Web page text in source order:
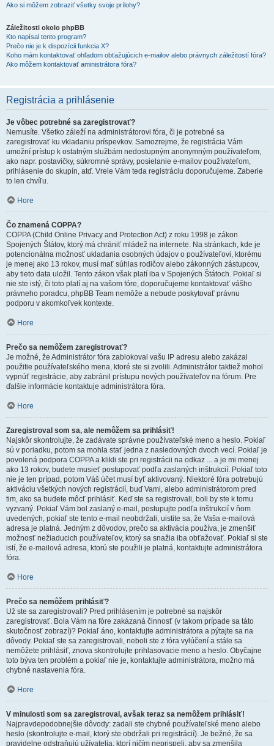
Ako si môžem zobraziť všetky svoje prílohy?
Záležitosti okolo phpBB
Kto napísal tento program?
Prečo nie je k dispozícii funkcia X?
Koho mám kontaktovať ohľadom obťažujúcich e-mailov alebo právnych záležitostí fóra?
Ako môžem kontaktovať aministrátora fóra?
Registrácia a prihlásenie
Je vôbec potrebné sa zaregistrovať?
Nemusíte. Všetko záleží na administrátorovi fóra, či je potrebné sa
zaregistrovať ku vkladaniu príspevkov. Samozrejme, že registrácia Vám
umožní prístup k ostatným službám nedostupným anonymným používateľom,
ako napr. postavičky, súkromné správy, posielanie e-mailov používateľom,
prihlásenie do skupín, atď. Vrele Vám teda registráciu doporučujeme. Zaberie
to len chvíľu.
Hore
Čo znamená COPPA?
COPPA (Child Online Privacy and Protection Act) z roku 1998 je zákon
Spojených Štátov, ktorý má chrániť mládež na internete. Na stránkach, kde je
potencionálna možnosť ukladania osobných údajov o používateľovi, ktorému
je menej ako 13 rokov, musí mať súhlas rodičov alebo zákonných zástupcov,
aby tieto data uložil. Tento zákon však platí iba v Spojených Štátoch. Pokiaľ si
nie ste istý, či toto platí aj na vašom fóre, doporučujeme kontaktovať vášho
právneho poradcu, phpBB Team nemôže a nebude poskytovať právnu
podporu v akomkoľvek kontexte.
Hore
Prečo sa nemôžem zaregistrovať?
Je možné, že Administrátor fóra zablokoval vašu IP adresu alebo zakázal
použitie používateľského mena, ktoré ste si zvolili. Administrátor taktiež mohol
vypnúť registrácie, aby zabránil prístupu nových používateľov na fórum. Pre
ďalšie informácie kontaktuje administrátora fóra.
Hore
Zaregistroval som sa, ale nemôžem sa prihlásiť!
Najskôr skontrolujte, že zadávate správne používateľské meno a heslo. Pokiaľ
sú v poriadku, potom sa mohla stať jedna z nasledovných dvoch vecí. Pokiaľ je
povolená podpora COPPA a klikli ste pri registrácii na odkaz ... a je mi menej
ako 13 rokov, budete musieť postupovať podľa zaslaných inštrukcií. Pokiaľ toto
nie je ten prípad, potom Váš účet musí byť aktivovaný. Niektoré fóra potrebujú
aktiváciu všetkých nových registrácií, buď Vami, alebo administrátorom pred
tim, ako sa budete môcť prihlásiť. Keď ste sa registrovali, boli by ste k tomu
vyzvaný. Pokiaľ Vám bol zaslaný e-mail, postupujte podľa inštrukcií v ňom
uvedených, pokiaľ ste tento e-mail neobdržali, uistite sa, že Vaša e-mailová
adresa je platná. Jedným z dôvodov, prečo sa aktivácia používa, je zmenšiť
možnosť nežiaducich používateľov, ktorý sa snažia iba obťažovať. Pokiaľ si ste
istí, že e-mailová adresa, ktorú ste použili je platná, kontaktujte administrátora
fóra.
Hore
Prečo sa nemôžem prihlásiť?
Už ste sa zaregistrovali? Pred prihlásením je potrebné sa najskôr
zaregistrovať. Bola Vám na fóre zakázaná činnosť (v takom prípade sa táto
skutočnosť zobrazí)? Pokiaľ áno, kontaktujte administrátora a pýtajte sa na
dôvody. Pokiaľ ste sa zaregistrovali, neboli ste z fóra vylúčení a stále sa
nemôžete prihlásiť, znova skontrolujte prihlasovacie meno a heslo. Obyčajne
toto býva ten problém a pokiaľ nie je, kontaktujte administrátora, možno má
chybné nastavenia fóra.
Hore
V minulosti som sa zaregistroval, avšak teraz sa nemôžem prihlásiť!
Najpravdepodobnejšie dôvody: zadali ste chybné používateľské meno alebo
heslo (skontrolujte e-mail, ktorý ste obdržali pri registrácií). Je bežné, že sa
pravidelne odstraňujú užívatelia, ktorí ničím neprispeli, aby sa zmenšila